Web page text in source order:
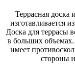
Террасная доска
изготавливается
Доска для террасы
в больших
имеет
стороны